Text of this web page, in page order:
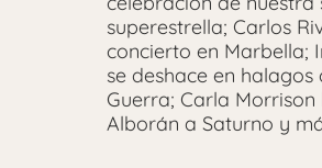
superestrella; Carlos
concierto en Marbella;
se deshace en halagos
Guerra; Carla
Alborán a Saturno y